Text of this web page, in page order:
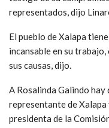
representados, dijo
El pueblo de Xalapa
incansable en su
sus causas, dijo.
A Rosalinda Galindo
representante de Xalapa
presidenta de la